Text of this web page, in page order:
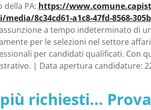
della PA: https://
8c34cd61-a1c8-47fd-8568-
a tempo indeterminato di
per le selezioni nel settore
per candidati qualificati. Con
| Data apertura candidature:
richiesti...